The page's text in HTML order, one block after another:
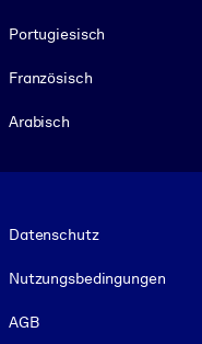
Portugiesisch
Französisch
Arabisch
Datenschutz
Nutzungsbedingungen
AGB